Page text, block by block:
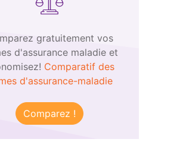
gratuitement vos
d'assurance maladie et
Comparatif des
d'assurance-maladie
Comparez !